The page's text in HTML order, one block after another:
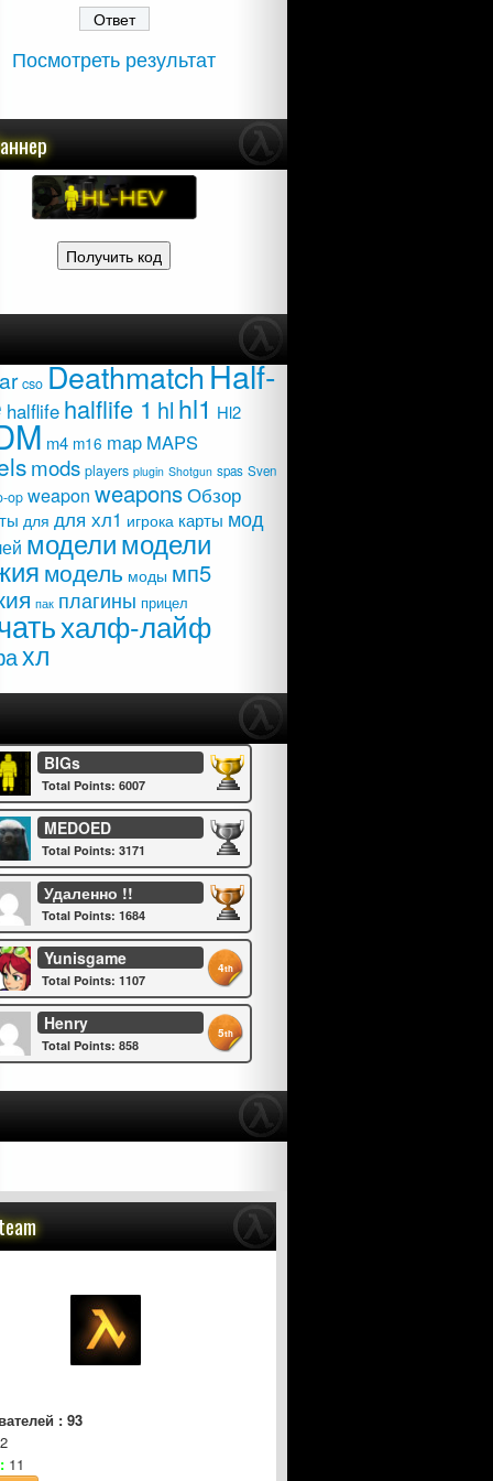
Посмотреть результат
cso DeathmatchHalf-
halflife halflife 1 hl hl1 Hl2
m4 m16 map MAPS
mods players plugin Shotgun spas Sven
op weapon weaponsОбзор
для для хл1 игрока карты мод
моделимодели
модель моды мп5
пак плагины прицел
халф-лайф
хл
BIGs
Total Points: 6007
MEDOED
Total Points: 3171
Удаленно !!
Total Points: 1684
Yunisgame
Total Points: 1107
4th
Henry
Total Points: 858
5th
: 93
11